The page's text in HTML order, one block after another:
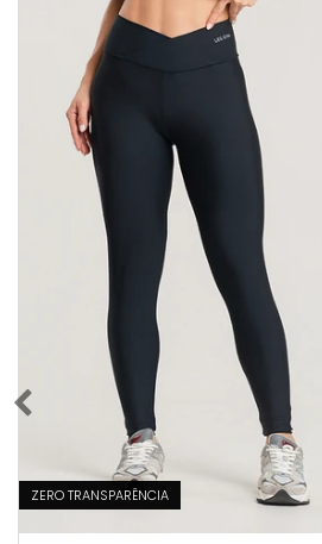
ZERO TRANSPARÊNCIA